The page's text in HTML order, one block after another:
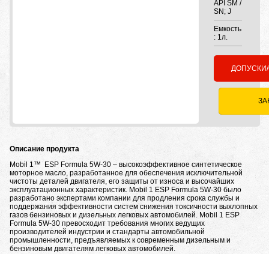
API SM /
SN; J
Емкость
: 1л.
Описание продукта
Mobil 1™ ESP Formula 5W-30 – высокоэффективное синтетическое
моторное масло, разработанное для обеспечения исключительной
чистоты деталей двигателя, его защиты от износа и высочайших
эксплуатационных характеристик. Mobil 1 ESP Formula 5W-30 было
разработано экспертами компании для продления срока службы и
поддержания эффективности систем снижения токсичности выхлопных
газов бензиновых и дизельных легковых автомобилей. Mobil 1 ESP
Formula 5W-30 превосходит требования многих ведущих
производителей индустрии и стандарты автомобильной
промышленности, предъявляемых к современным дизельным и
бензиновым двигателям легковых автомобилей.